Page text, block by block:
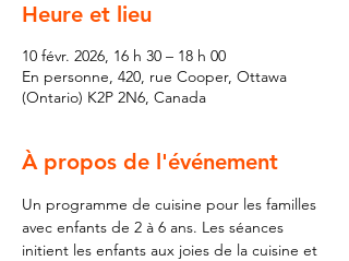
Heure et lieu
10 févr. 2026, 16 h 30 – 18 h 00
En personne, 420, rue Cooper, Ottawa
(Ontario) K2P 2N6, Canada
À propos de l'événement
Un programme de cuisine pour les familles
avec enfants de 2 à 6 ans. Les séances
initient les enfants aux joies de la cuisine et